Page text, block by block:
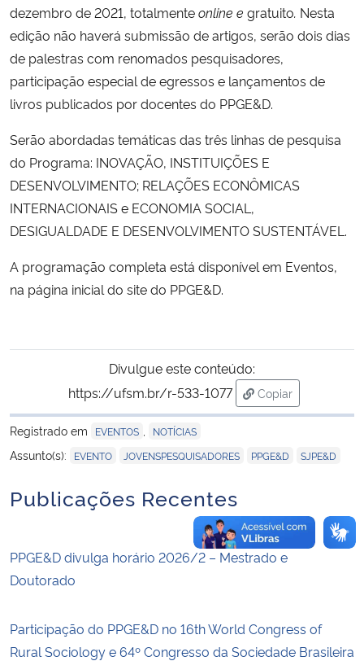
Controladoria-Geral da União
Ministério da Mulher, da Família e dos Direitos Humanos
Secretaria-Geral
Secretaria de Governo
Gabinete de Segurança Institucional
Advocacia-Geral da União
Banco Central do Brasil
dezembro de 2021, totalmenteonline e gratuito. Nesta
edição não haverá submissão de artigos, serão dois dias
de palestras com renomados pesquisadores,
participação especial de egressos e lançamentos de
livros publicados por docentes do PPGE&D.
Serão abordadas temáticas das três linhas de pesquisa
do Programa: INOVAÇÃO, INSTITUIÇÕES E
DESENVOLVIMENTO; RELAÇÕES ECONÔMICAS
INTERNACIONAIS e ECONOMIA SOCIAL,
DESIGUALDADE E DESENVOLVIMENTO SUSTENTÁVEL.
A programação completa está disponível em Eventos,
na página inicial do site do PPGE&D.
Divulgue este conteúdo:
https://ufsm.br/r-533-1077
Copiar
para área de
Registrado em
EVENTOS NOTÍCIAS
Assunto(s): EVENTO JOVENSPESQUISADORES PPGE&D SJPE&D
Publicações Recentes
PPGE&D divulga horário 2026/2 – Mestrado e
Doutorado
Participação do PPGE&D no 16th World Congress of
Rural Sociology e 64º Congresso da Sociedade Brasileira